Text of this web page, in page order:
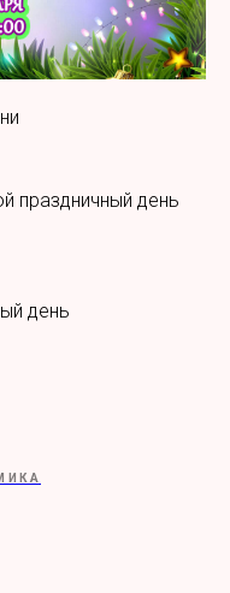
праздничный день
день